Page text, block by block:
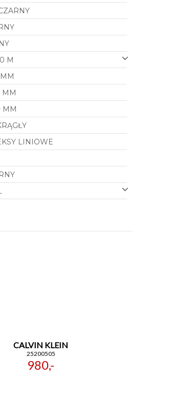
M
MM
MM
LINIOWE
CALVIN KLEIN
25200505
980,-